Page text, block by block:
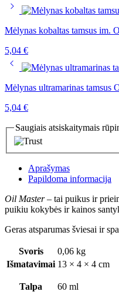
Mėlynas kobaltas tamsus im.
5,04 €
Mėlynas ultramarinas tamsus
5,04 €
Saugiais atsiskaitymais
Aprašymas
Papildoma informacija
Oil Master– tai puikus ir
puikiu kokybės ir kainos
Geras atsparumas šviesai ir
Svoris
0,06 kg
Išmatavimai 13 × 4 × 4 cm
Talpa 60 ml